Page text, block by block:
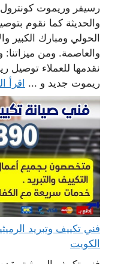
رسيفر وريموت كونترول
والحديثة كما نقوم
الحولي ومبارك الكبير
والعاصمة. ومن ميزاتنا:
نقدمها للعملاء
ريموت جديد و ...
اقرأ
الكويت